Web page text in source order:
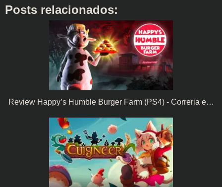
Posts relacionados:
Review Happy’s Humble Burger Farm (PS4) - Correria e…